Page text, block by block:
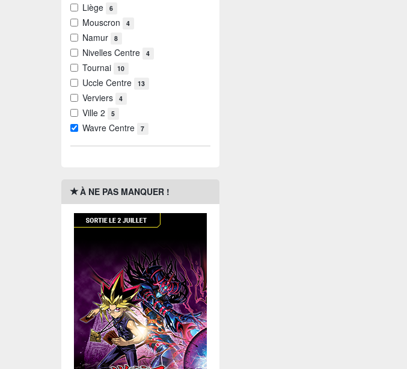
Liège 6
Mouscron 4
Namur 8
Nivelles Centre 4
Tournai 10
Uccle Centre 13
Verviers 4
Ville 2 5
Wavre Centre 7
À NE PAS MANQUER !